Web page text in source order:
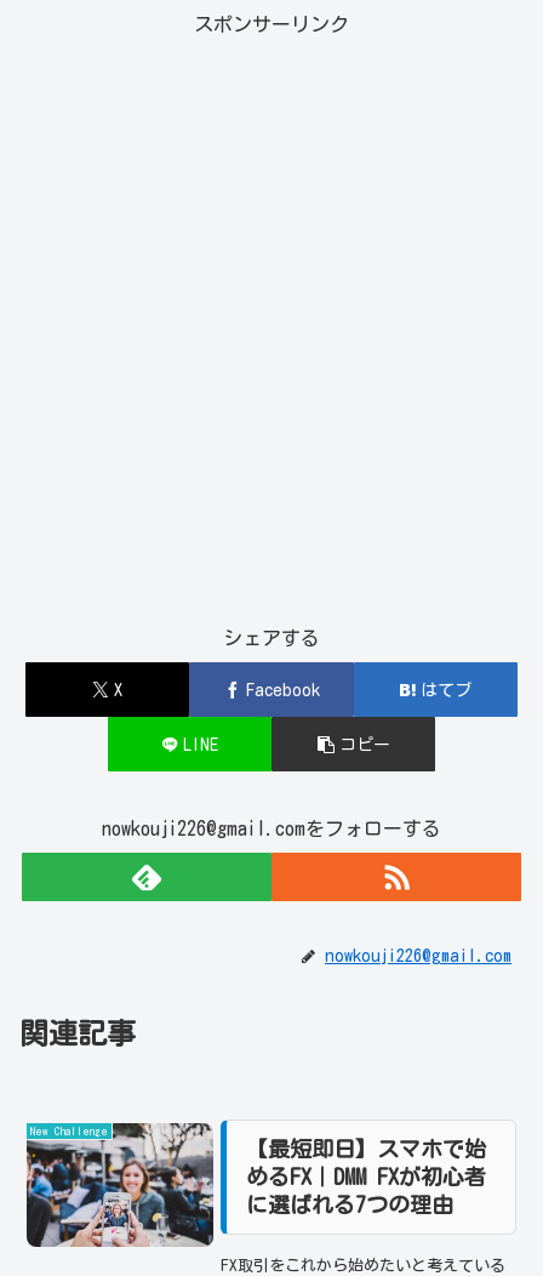
スポンサーリンク
シェアする
X Facebook はてブ
LINE コピー
nowkouji226@gmail.comをフォローする
nowkouji226@gmail.com
関連記事
New Challenge
【最短即日】スマホで始
めるFX｜DMM FXが初心者
に選ばれる7つの理由
FX取引をこれから始めたいと考えている